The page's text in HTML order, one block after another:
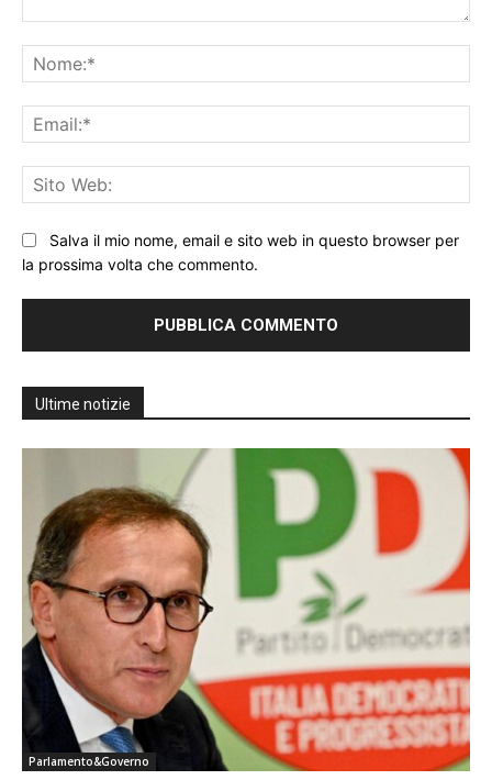
Salva il mio nome, email e sito web in questo browser per
la prossima volta che commento.
Ultime notizie
Parlamento&Governo